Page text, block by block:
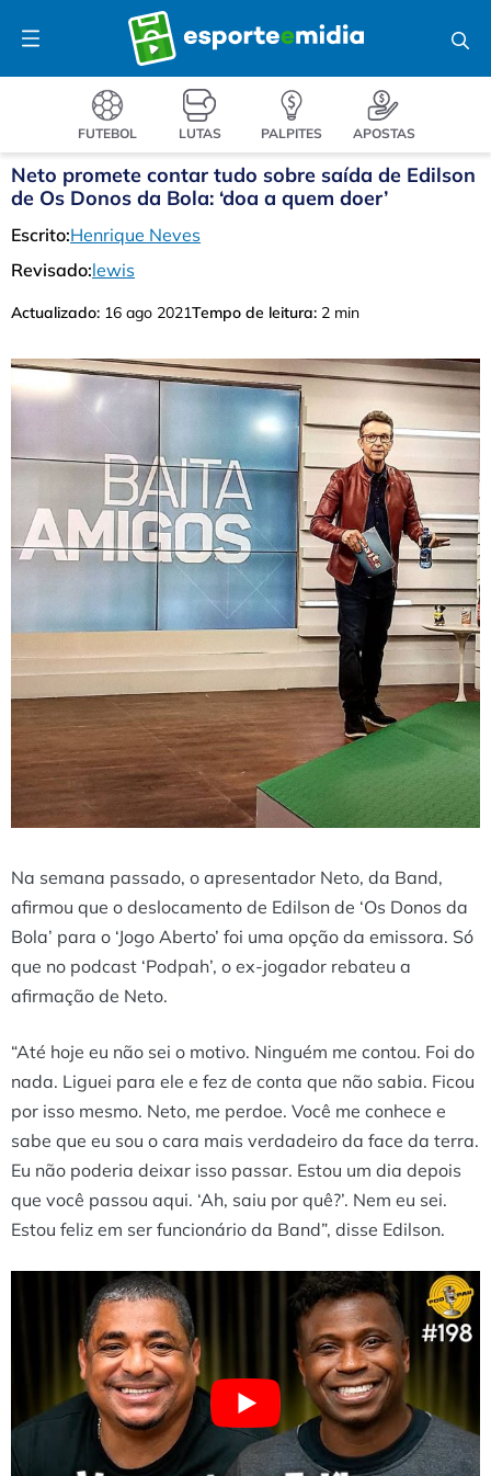
para
o
Menu
FUTEBOL LUTAS PALPITES APOSTAS
Neto promete contar tudo sobre saída de Edilson
de Os Donos da Bola: ‘doa a quem doer’
Escrito:Henrique Neves
Revisado:lewis
Actualizado: 16 ago 2021Tempo de leitura: 2 min
Na semana passado, o apresentador Neto, da Band,
afirmou que o deslocamento de Edilson de ‘Os Donos da
Bola’ para o ‘Jogo Aberto’ foi uma opção da emissora. Só
que no podcast ‘Podpah’, o ex-jogador rebateu a
afirmação de Neto.
“Até hoje eu não sei o motivo. Ninguém me contou. Foi do
nada. Liguei para ele e fez de conta que não sabia. Ficou
por isso mesmo. Neto, me perdoe. Você me conhece e
sabe que eu sou o cara mais verdadeiro da face da terra.
Eu não poderia deixar isso passar. Estou um dia depois
que você passou aqui. ‘Ah, saiu por quê?’. Nem eu sei.
Estou feliz em ser funcionário da Band”, disse Edilson.